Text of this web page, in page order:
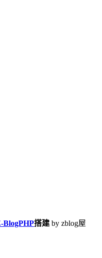
BlogPHP搭建 by zblog屋